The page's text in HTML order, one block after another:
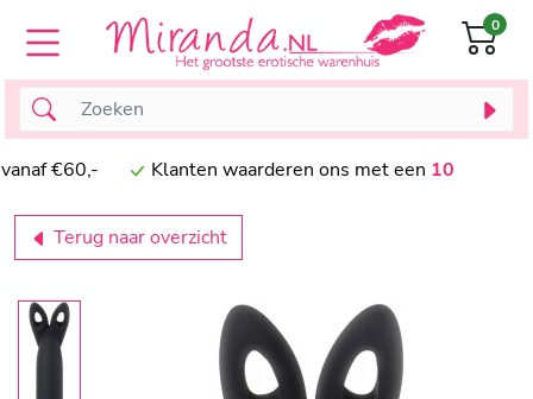
€60,- Klanten waarderen ons met een10
0
Terug naar overzicht